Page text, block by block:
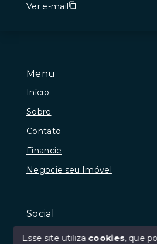
Menu
Início
Sobre
Contato
Financie
Negocie seu Imóvel
Social
Ver e-mail
Esse site utiliza cookies, que